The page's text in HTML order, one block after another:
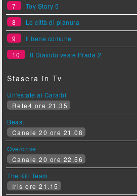
7
Toy Story 5
8
Le città di pianura
9
Il bene comune
10
Il Diavolo veste Prada 2
Stasera in Tv
Un'estate ai Caraibi
Rete4 ore 21.35
Beast
Canale 20 ore 21.08
Overdrive
Canale 20 ore 22.56
The Kill Team
Iris ore 21.15